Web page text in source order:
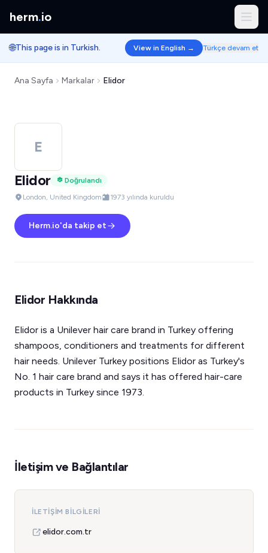
herm.io
🌐This page is in Turkish. View in English → Türkçe devam et
Ana Sayfa Markalar Elidor
E
Elidor
Doğrulandı
London, United Kingdom
1973 yılında kuruldu
Herm.io'da takip et
Elidor Hakkında
Elidor is a Unilever hair care brand in Turkey offering
shampoos, conditioners and treatments for different
hair needs. Unilever Turkey positions Elidor as Turkey's
No. 1 hair care brand and says it has offered hair-care
products in Turkey since 1973.
İletişim ve Bağlantılar
İLETIŞIM BILGILERI
elidor.com.tr